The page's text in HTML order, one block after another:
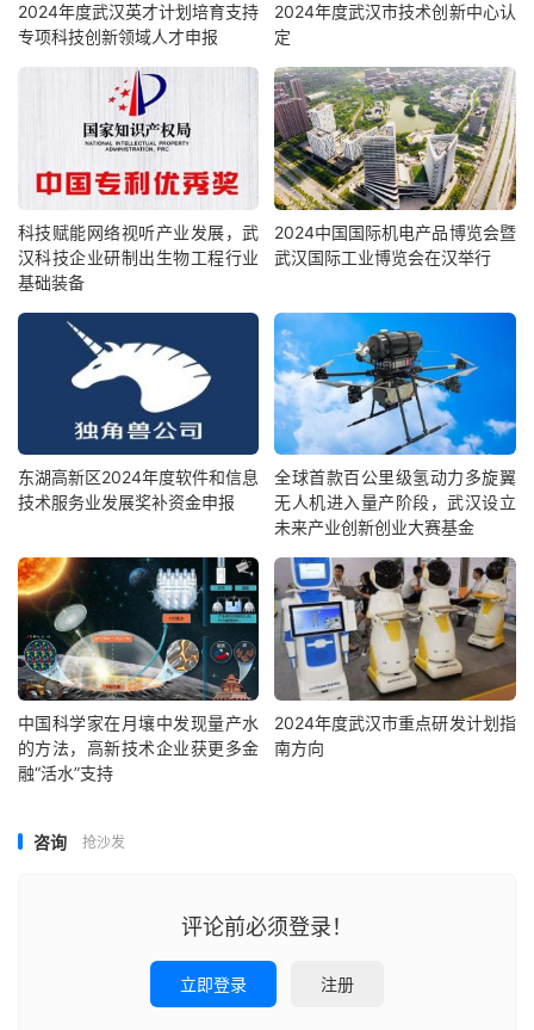
2024年度武汉英才计划培育支持
专项科技创新领域人才申报
2024年度武汉市技术创新中心认
定
科技赋能网络视听产业发展，武
汉科技企业研制出生物工程行业
基础装备
2024中国国际机电产品博览会暨
武汉国际工业博览会在汉举行
东湖高新区2024年度软件和信息
技术服务业发展奖补资金申报
全球首款百公里级氢动力多旋翼
无人机进入量产阶段，武汉设立
未来产业创新创业大赛基金
中国科学家在月壤中发现量产水
的方法，高新技术企业获更多金
融“活水”支持
2024年度武汉市重点研发计划指
南方向
咨询 抢沙发
评论前必须登录！
立即登录 注册